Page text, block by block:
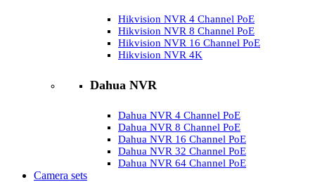
Hikvision NVR 4 Channel PoE
Hikvision NVR 8 Channel PoE
Hikvision NVR 16 Channel PoE
Hikvision NVR 4K
Dahua NVR
Dahua NVR 4 Channel PoE
Dahua NVR 8 Channel PoE
Dahua NVR 16 Channel PoE
Dahua NVR 32 Channel PoE
Dahua NVR 64 Channel PoE
Camera sets